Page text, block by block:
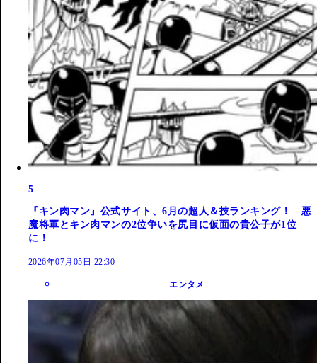
5
『キン肉マン』公式サイト、6月の超人＆技ランキング！ 悪
魔将軍とキン肉マンの2位争いを尻目に仮面の貴公子が1位
に！
2026年07月05日 22:30
エンタメ